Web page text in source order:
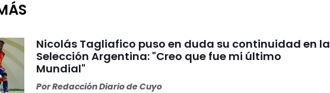
Nicolás Tagliafico puso en duda su continuidad en la
Selección Argentina: "Creo que fue mi último
Mundial"
PorRedacción Diario de Cuyo